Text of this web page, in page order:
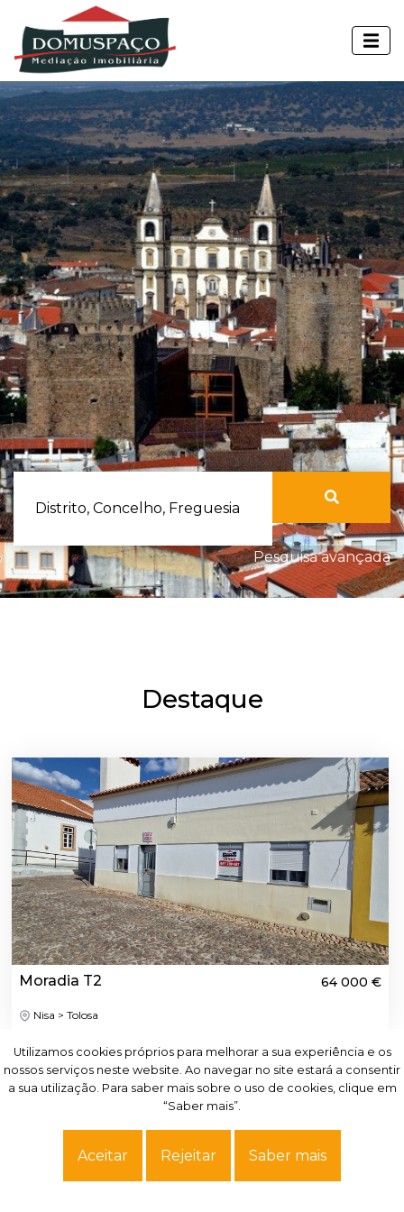
Utilizamos cookies próprios para melhorar a sua experiência e os
nossos serviços neste website. Ao navegar no site estará a consentir
a sua utilização. Para saber mais sobre o uso de cookies, clique em
“Saber mais”.
Aceitar Rejeitar Saber mais
Distrito, Concelho, Freguesia
Pesquisa avançada
Destaque
Moradia T2 64 000 €
Nisa > Tolosa
Ver mais
Utilizamos cookies próprios para melhorar a sua experiência e os
nossos serviços neste website. Ao navegar no site estará a consentir
a sua utilização. Para saber mais sobre o uso de cookies, clique em
“Saber mais”.
Aceitar Rejeitar Saber mais